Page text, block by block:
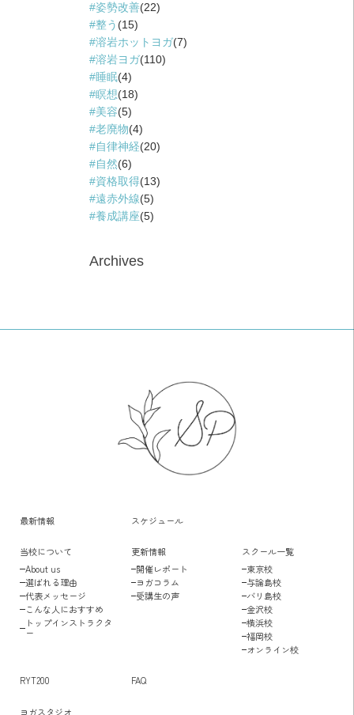
姿勢改善(22)
整う (15)
溶岩ホットヨガ(7)
溶岩ヨガ(110)
睡眠(4)
瞑想(18)
美容(5)
老廃物(4)
自律神経(20)
自然(6)
資格取得(13)
遠赤外線(5)
養成講座(5)
Archives
最新情報 スケジュール
当校について
About us
選ばれる理由
代表メッセージ
こんな人におすすめ
トップインストラクタ
ー
更新情報
開催レポート
ヨガコラム
受講生の声
RYT200 FAQ
スクール一覧
東京校
与論島校
バリ島校
金沢校
横浜校
福岡校
オンライン校
ヨガスタジオ